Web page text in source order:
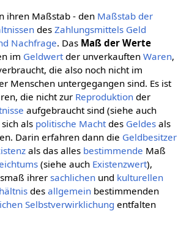
ihren Maßstab - den Maßstab der
des Zahlungsmittels Geld
Nachfrage. Das Maß der Werte
im Geldwertder unverkauften Waren,
die also noch nicht im
Menschen untergegangen sind. Es ist
die nicht zur Reproduktionder
aufgebraucht sind (siehe auch
als politische Machtdes Geldesals
Darin erfahren dann die Geldbesitzer
als das alles bestimmende Maß
(siehe auch Existenzwert),
ihrer sachlichenund kulturellen
des allgemeinbestimmenden
Selbstverwirklichung entfalten